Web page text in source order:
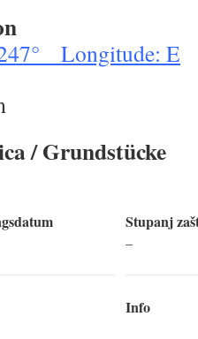
Longitude: E
/ Grundstücke
Stupanj
–
Info